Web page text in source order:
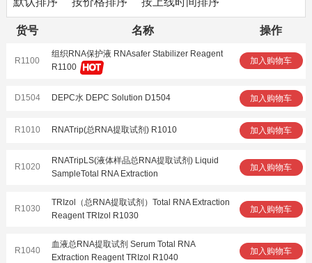
货号 名称 操作
R1100
组织RNA保护液 RNAsafer Stabilizer Reagent
R1100
加入购物车
D1504 DEPC水 DEPC Solution D1504 加入购物车
R1010 RNATrip(总RNA提取试剂) R1010 加入购物车
R1020
RNATripLS(液体样品总RNA提取试剂) Liquid
SampleTotal RNA Extraction
加入购物车
R1030
TRIzol（总RNA提取试剂）Total RNA Extraction
Reagent TRIzol R1030
加入购物车
R1040
血液总RNA提取试剂 Serum Total RNA
Extraction Reagent TRIzol R1040
加入购物车